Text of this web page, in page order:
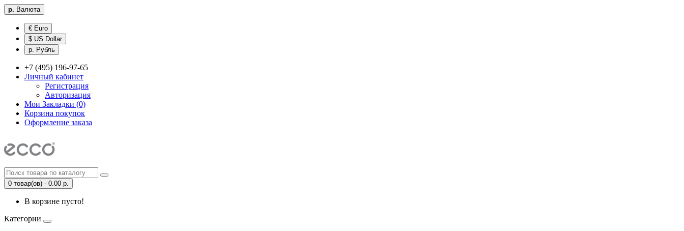
р. Валюта
€ Euro
$ US Dollar
р. Рубль
+7 (495) 196-97-65
Личный кабинет
Регистрация
Авторизация
Мои Закладки (0)
Корзина покупок
Оформление заказа
0 товар(ов) - 0.00 р.
В корзине пусто!
Категории